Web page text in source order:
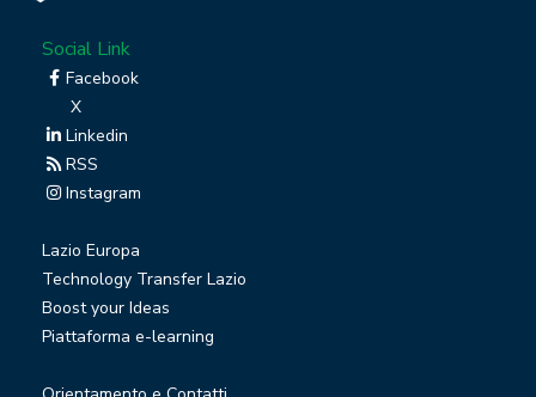
Social Link
Facebook
X
Linkedin
RSS
Instagram
Lazio Europa
Technology Transfer Lazio
Boost your Ideas
Piattaforma e-learning